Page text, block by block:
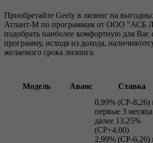
Приобретайте Geely в лизинг на
Атлант-М по программам от ООО "АСБ
подобрать наиболее комфортную для
программу, исходя из дохода, наличия/
желаемого срока лизинга.
Модель Аванс Ставка
0,99% (СР-8,26)
первые 3
далее 13,25%
(СР+4,00)
2,99% (СР-6,26)